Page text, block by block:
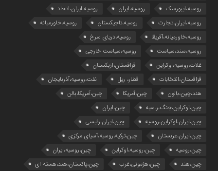
روسیه،ایبورسک
روسیه،ایران
روسیه،ایران،اتحاد
روسیه،ایران،تجارت
روسیه،تاجیکستان
روسیه،خاورمیانه
روسیه،خاورمیانه،آفریقا
روسیه،دریای سرخ
روسیه،سند،سیاست
روسیه،سیاست خارجی
غلات،روسیه،اوکراین
قزاقستان،ازبکستان
قزاقستان،انتخابات
قطار، ریل
نفت،روسیه،آذربایجان
هند،چین،بالون
چین،آمریکا
چین،آمریکا،بالن
چین،اوکراین،جنگ،ر.سیه
چین،ایران
چین،ایران،اوکراین،روسیه
چین،ایران،رئیسی
چین،ایران،عربستان
چین،ترکیه،روسیه،آسیای مرکزی
چین،روسیه
چین،روسیه،اوکراین
چین،روسیه،ایران
چین،هند
چین،هژمونی،غرب چین،پاکستان،هند،هسته ای